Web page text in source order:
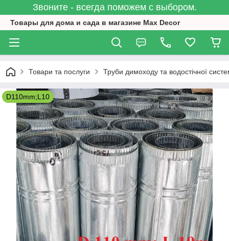
Звоните - всегда поможем с выбором.
Товары для дома и сада в магазине Max Decor
Товари та послуги Труби димоходу та водостічної
D110mm;L10